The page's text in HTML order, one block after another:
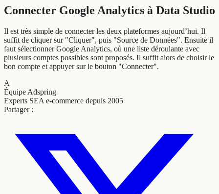
Connecter Google Analytics à Data Studio
Il est très simple de connecter les deux plateformes aujourd’hui. Il
suffit de cliquer sur "Cliquer", puis "Source de Données". Ensuite il
faut sélectionner Google Analytics, où une liste déroulante avec
plusieurs comptes possibles sont proposés. Il suffit alors de choisir le
bon compte et appuyer sur le bouton "Connecter".
A
Équipe Adspring
Experts SEA e-commerce depuis 2005
Partager :